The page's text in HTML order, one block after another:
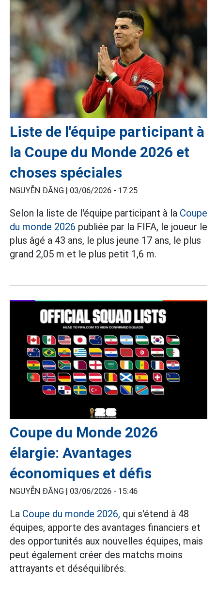
Liste de l'équipe participant à
la Coupe du Monde 2026 et
choses spéciales
NGUYỄN ĐĂNG | 03/06/2026 - 17:25
Selon la liste de l'équipe participant à la Coupe
du monde 2026 publiée par la FIFA, le joueur le
plus âgé a 43 ans, le plus jeune 17 ans, le plus
grand 2,05 m et le plus petit 1,6 m.
Coupe du Monde 2026
élargie: Avantages
économiques et défis
NGUYỄN ĐĂNG | 03/06/2026 - 15:46
La Coupe du monde 2026, qui s'étend à 48
équipes, apporte des avantages financiers et
des opportunités aux nouvelles équipes, mais
peut également créer des matchs moins
attrayants et déséquilibrés.